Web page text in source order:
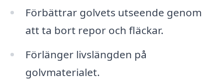
Förbättrar golvets utseende genom
att ta bort repor och fläckar.
Förlänger livslängden på
golvmaterialet.